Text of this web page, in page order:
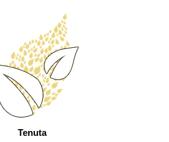
Tenuta